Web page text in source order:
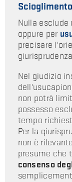
Nulla esclude
oppure per
precisare
Nel giudizio
non potrà
possesso
tempo
Per la
non è
presume che
consenso